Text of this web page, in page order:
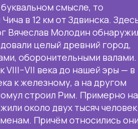
смысле, то
в 12 км от Здвинска.
Вячеслав Молодин
целый древний город,
оборонительными валами.
VIII–VII века до нашей эры — в
к железному, а на другом
строил Рим. Примерно на
около двух тысяч человек
Причём относились